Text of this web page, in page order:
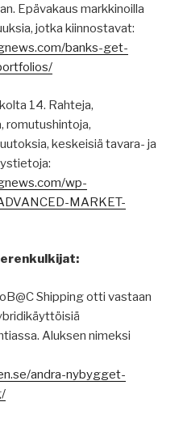
Epävakaus markkinoilla
jotka kiinnostavat:
banks-get-
14. Rahteja,
romutushintoja,
keskeisiä tavara- ja
wp-
MARKET-
Shipping otti vastaan
Aluksen nimeksi
andra-nybygget-